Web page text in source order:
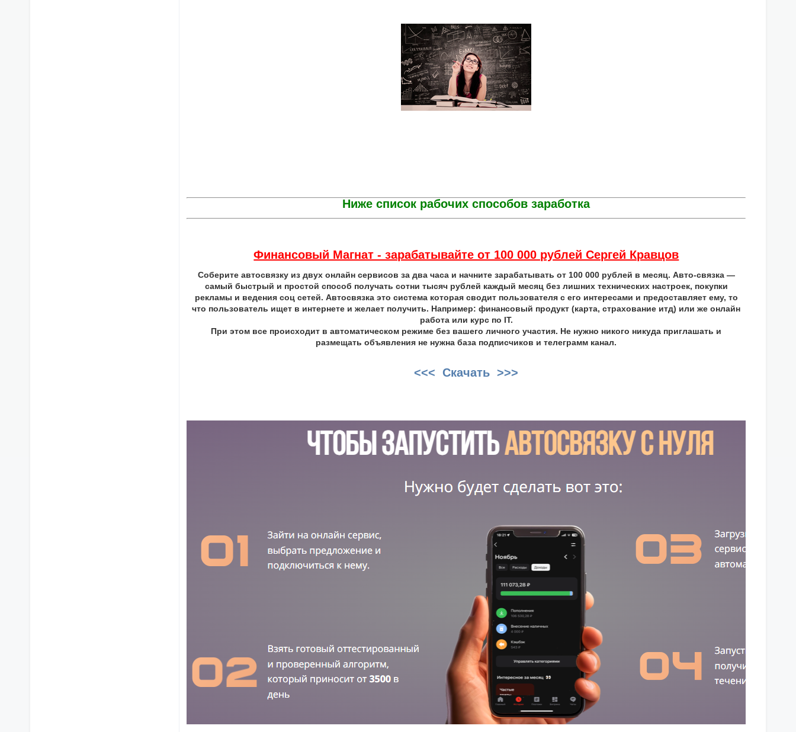
Ниже список рабочих способов заработка
Финансовый Магнат - зарабатывайте от 100 000 рублей Сергей Кравцов
Соберите автосвязку из двух онлайн сервисов за два часа и начните зарабатывать от 100 000 рублей в месяц. Авто-связка —
самый быстрый и простой способ получать сотни тысяч рублей каждый месяц без лишних технических настроек, покупки
рекламы и ведения соц сетей. Автосвязка это система которая сводит пользователя с его интересами и предоставляет ему, то
что пользователь ищет в интернете и желает получить. Например: финансовый продукт (карта, страхование итд) или же онлайн
работа или курс по IT.
При этом все происходит в автоматическом режиме без вашего личного участия. Не нужно никого никуда приглашать и
размещать объявления не нужна база подписчиков и телеграмм канал.
<<< Скачать >>>